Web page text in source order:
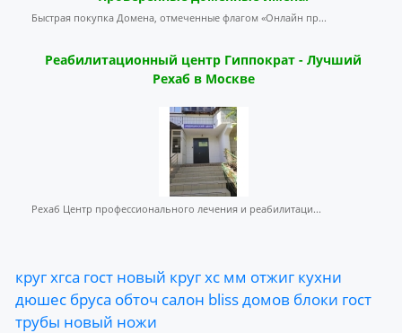
Быстрая покупка Домена, отмеченные флагом «Онлайн пр...
Реабилитационный центр Гиппократ - Лучший
Рехаб в Москве
Рехаб Центр профессионального лечения и реабилитаци...
кругхгса гост новый кругхс мм отжиг кухни
дюшес бруса обточ салон blissдомов блоки гост
трубы новый ножи